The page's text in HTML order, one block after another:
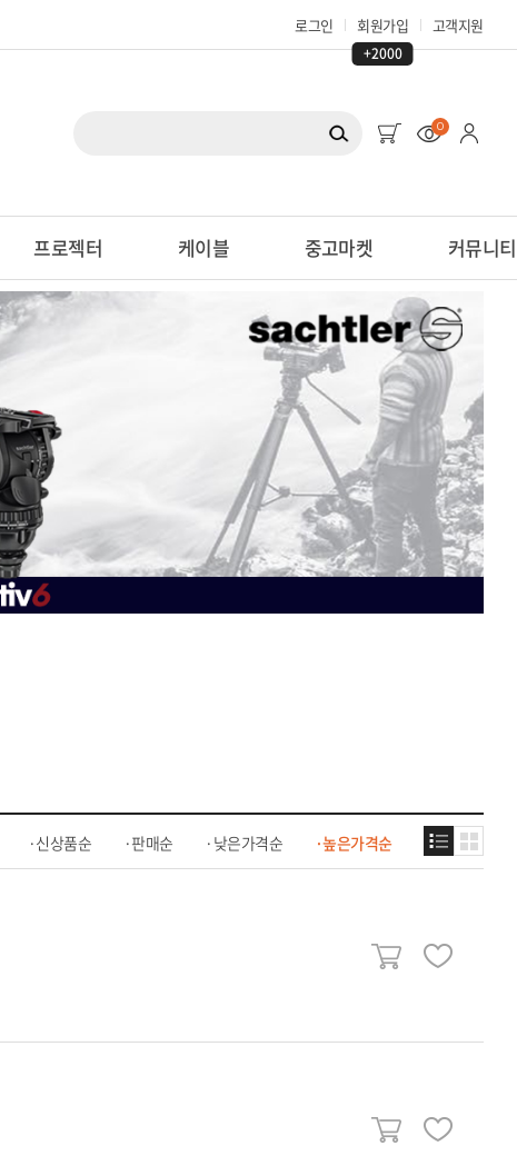
로그인 회원가입
+2000
고객지원
0
프로젝터 케이블 중고마켓 커뮤니티
신상품순 판매순 낮은가격순 높은가격순